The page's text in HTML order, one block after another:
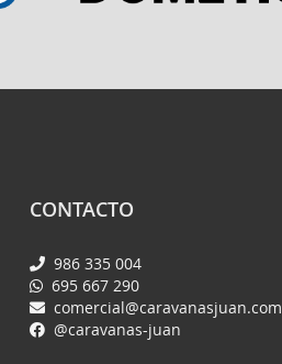
CONTACTO
986 335 004
695 667 290
comercial@caravanasjuan.com
@caravanas-juan